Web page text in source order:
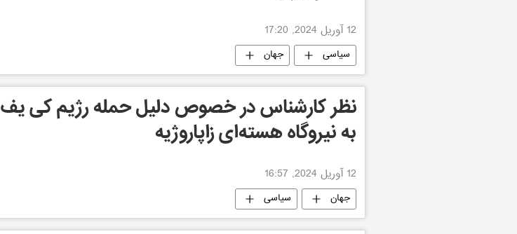
12 آوریل 2024, 17:20
سیاسی جهان
نظر کارشناس در خصوص دلیل حمله رژیم کی یف
به نیروگاه هسته‌ای زاپاروژیه
12 آوریل 2024, 16:57
جهان سیاسی